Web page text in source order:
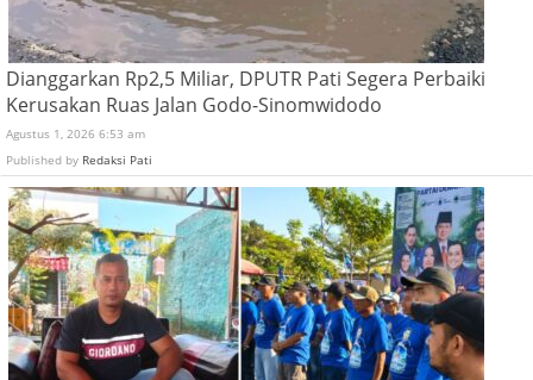
Dianggarkan Rp2,5 Miliar, DPUTR Pati Segera Perbaiki
Kerusakan Ruas Jalan Godo-Sinomwidodo
Agustus 1, 2026 6:53 am
Published by Redaksi Pati